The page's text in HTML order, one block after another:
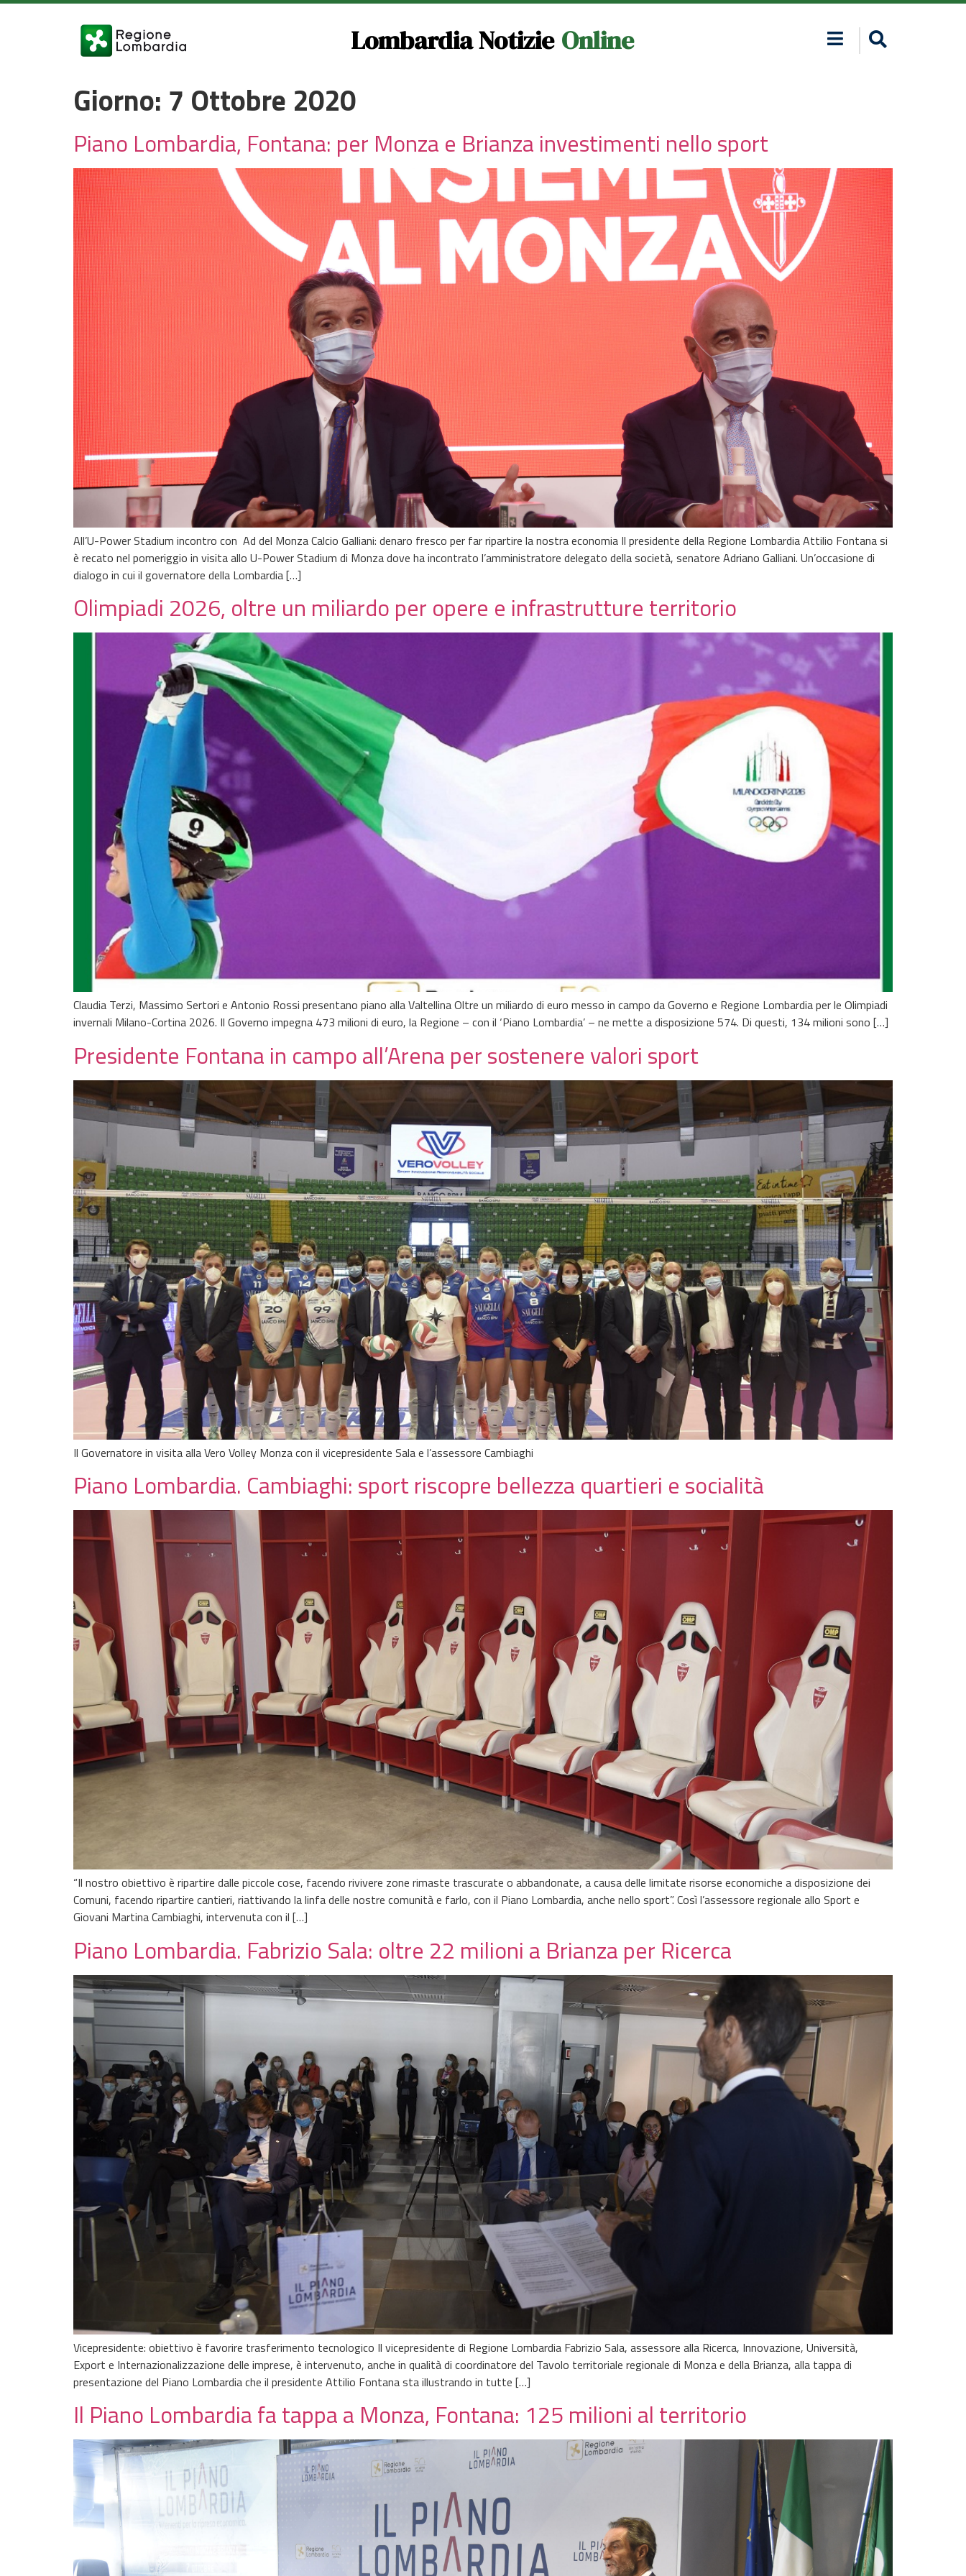
Lombardia Notizie Online
Giorno: 7 Ottobre 2020
Piano Lombardia, Fontana: per Monza e Brianza investimenti nello sport
All’U-Power Stadium incontro con Ad del Monza Calcio Galliani: denaro fresco per far ripartire la nostra economia Il presidente della Regione Lombardia Attilio Fontana si
è recato nel pomeriggio in visita allo U-Power Stadium di Monza dove ha incontrato l’amministratore delegato della società, senatore Adriano Galliani. Un’occasione di
dialogo in cui il governatore della Lombardia […]
Olimpiadi 2026, oltre un miliardo per opere e infrastrutture territorio
Claudia Terzi, Massimo Sertori e Antonio Rossi presentano piano alla Valtellina Oltre un miliardo di euro messo in campo da Governo e Regione Lombardia per le Olimpiadi
invernali Milano-Cortina 2026. Il Governo impegna 473 milioni di euro, la Regione – con il ‘Piano Lombardia’ – ne mette a disposizione 574. Di questi, 134 milioni sono […]
Presidente Fontana in campo all’Arena per sostenere valori sport
Il Governatore in visita alla Vero Volley Monza con il vicepresidente Sala e l’assessore Cambiaghi
Piano Lombardia. Cambiaghi: sport riscopre bellezza quartieri e socialità
“Il nostro obiettivo è ripartire dalle piccole cose, facendo rivivere zone rimaste trascurate o abbandonate, a causa delle limitate risorse economiche a disposizione dei
Comuni, facendo ripartire cantieri, riattivando la linfa delle nostre comunità e farlo, con il Piano Lombardia, anche nello sport”. Così l’assessore regionale allo Sport e
Giovani Martina Cambiaghi, intervenuta con il […]
Piano Lombardia. Fabrizio Sala: oltre 22 milioni a Brianza per Ricerca
Vicepresidente: obiettivo è favorire trasferimento tecnologico Il vicepresidente di Regione Lombardia Fabrizio Sala, assessore alla Ricerca, Innovazione, Università,
Export e Internazionalizzazione delle imprese, è intervenuto, anche in qualità di coordinatore del Tavolo territoriale regionale di Monza e della Brianza, alla tappa di
presentazione del Piano Lombardia che il presidente Attilio Fontana sta illustrando in tutte […]
Il Piano Lombardia fa tappa a Monza, Fontana: 125 milioni al territorio